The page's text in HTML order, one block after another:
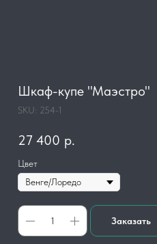
Шкаф-купе "Маэстро"
SKU: 254-1
27 400 р.
Цвет
Заказать